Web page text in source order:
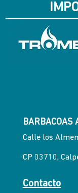
BARBACOAS
Calle los
CP 03710,
Contacto